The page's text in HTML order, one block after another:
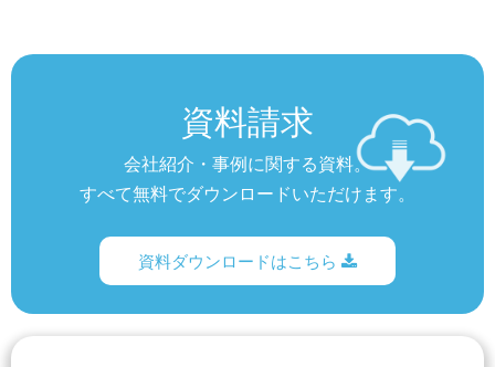
資料請求
会社紹介・事例に関する資料。
すべて無料でダウンロードいただけます。
資料ダウンロードはこちら